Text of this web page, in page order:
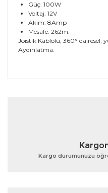
Güç: 100W
Voltaj: 12V
Akım: 8Amp
Mesafe: 262m.
Joistik Kablolu, 360° dairesel,
Aydınlatma.
Bu ürünün fiyat bilgisi,
Ürün açıklamasında
Kargo durumunuzu